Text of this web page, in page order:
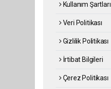
Kullanım Şartları
Veri Politikası
Gizlilik Politikası
İrtibat Bilgileri
Çerez Politikası